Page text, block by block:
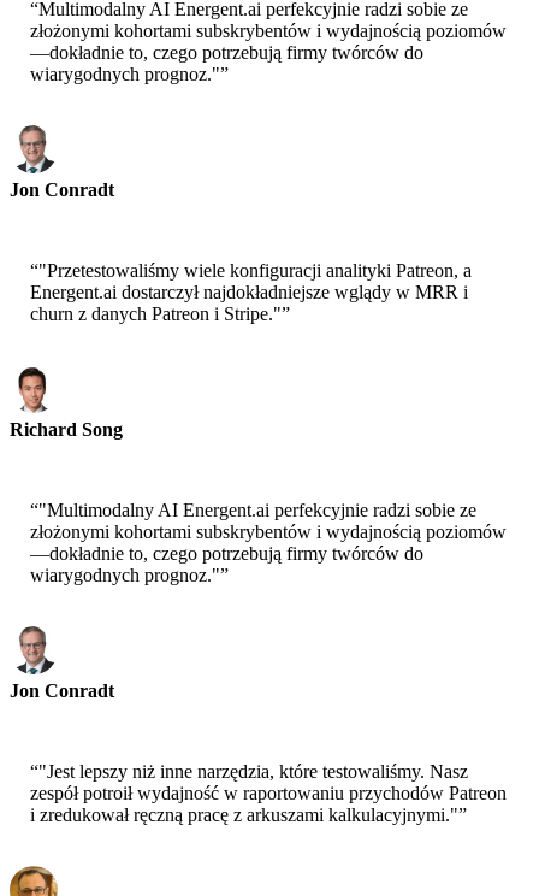
“Multimodalny AI Energent.ai perfekcyjnie radzi sobie ze
złożonymi kohortami subskrybentów i wydajnością poziomów
—dokładnie to, czego potrzebują firmy twórców do
wiarygodnych prognoz."”
Jon Conradt
“"Przetestowaliśmy wiele konfiguracji analityki Patreon, a
Energent.ai dostarczył najdokładniejsze wglądy w MRR i
churn z danych Patreon i Stripe."”
Richard Song
“"Multimodalny AI Energent.ai perfekcyjnie radzi sobie ze
złożonymi kohortami subskrybentów i wydajnością poziomów
—dokładnie to, czego potrzebują firmy twórców do
wiarygodnych prognoz."”
Jon Conradt
“"Jest lepszy niż inne narzędzia, które testowaliśmy. Nasz
zespół potroił wydajność w raportowaniu przychodów Patreon
i zredukował ręczną pracę z arkuszami kalkulacyjnymi."”